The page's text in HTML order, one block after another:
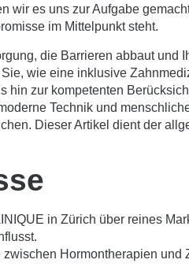
wir es uns zur Aufgabe
im Mittelpunkt steht.
die Barrieren abbaut und
wie eine inklusive
hin zur kompetenten
Technik und
Dieser Artikel dient der
in Zürich über reines
Hormontherapien